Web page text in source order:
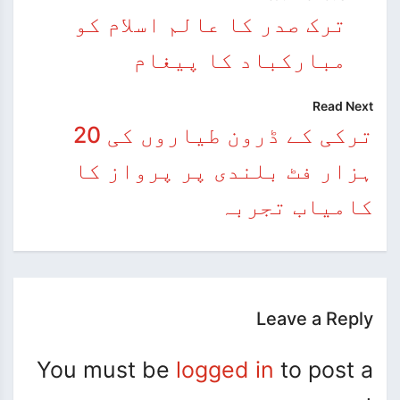
ترک صدر کا عالم اسلام کو
مبارکباد کا پیغام
Read Next
ترکی کے ڈرون طیاروں کی 20
ہزار فٹ بلندی پر پرواز کا
کامیاب تجربہ
Leave a Reply
You must be logged in to post a